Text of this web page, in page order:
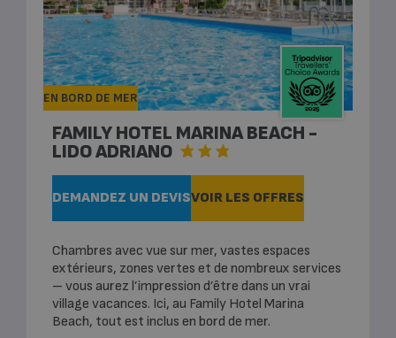
FAMILY HOTEL MARINA BEACH -
LIDO ADRIANO
DEMANDEZ UN DEVISVOIR LES OFFRES
Chambres avec vue sur mer, vastes espaces
extérieurs, zones vertes et de nombreux services
– vous aurez l’impression d’être dans un vrai
village vacances. Ici, au Family Hotel Marina
Beach, tout est inclus en bord de mer.
EN BORD DE MER